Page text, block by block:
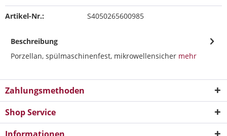
Artikel-Nr.: S4050265600985
Beschreibung
Porzellan, spülmaschinenfest, mikrowellensicher mehr
Zahlungsmethoden
Shop Service